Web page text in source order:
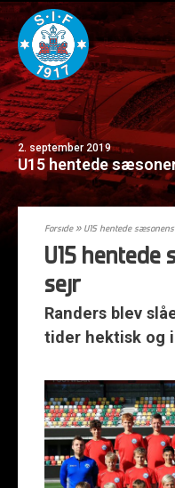
2. september 2019
U15 hentede
Forside» U15 hentede
U15
sejr
Randers blev
tider hektisk og